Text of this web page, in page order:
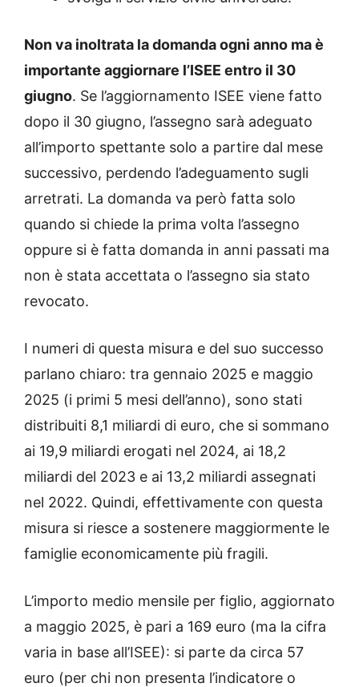
Non va inoltrata la domanda ogni anno ma è
importante aggiornare l’ISEE entro il 30
giugno. Se l’aggiornamento ISEE viene fatto
dopo il 30 giugno, l’assegno sarà adeguato
all’importo spettante solo a partire dal mese
successivo, perdendo l’adeguamento sugli
arretrati. La domanda va però fatta solo
quando si chiede la prima volta l’assegno
oppure si è fatta domanda in anni passati ma
non è stata accettata o l’assegno sia stato
revocato.
I numeri di questa misura e del suo successo
parlano chiaro: tra gennaio 2025 e maggio
2025 (i primi 5 mesi dell’anno), sono stati
distribuiti 8,1 miliardi di euro, che si sommano
ai 19,9 miliardi erogati nel 2024, ai 18,2
miliardi del 2023 e ai 13,2 miliardi assegnati
nel 2022. Quindi, effettivamente con questa
misura si riesce a sostenere maggiormente le
famiglie economicamente più fragili.
L’importo medio mensile per figlio, aggiornato
a maggio 2025, è pari a 169 euro (ma la cifra
varia in base all’ISEE): si parte da circa 57
euro (per chi non presenta l’indicatore o